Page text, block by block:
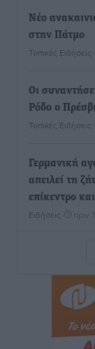
Νέο
στην Πάτμο
Τοπικές Ειδήσεις
Οι
Ρόδο ο
Τοπικές Ειδήσεις
Γερμανική
απειλεί τη
επίκεντρο
Ειδήσεις πριν
Νέο
στην Κω
Τοπικές Ειδήσεις•
Αυτοκίνητο